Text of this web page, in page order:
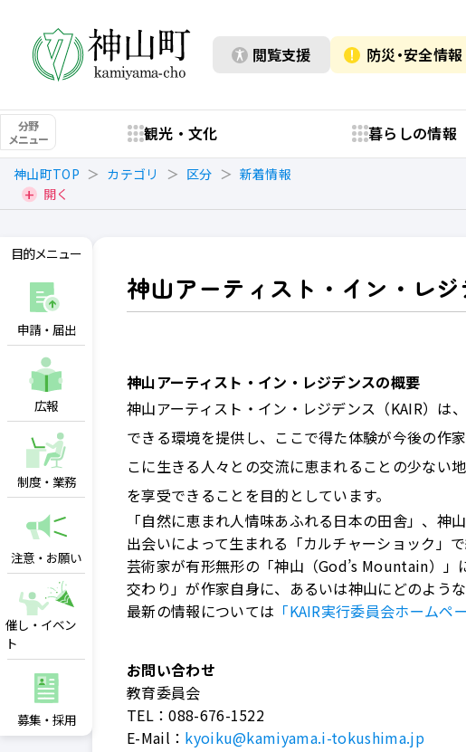
閲覧支援 防災・安全情報
分野
メニュー
観光・文化 暮らしの情報
神山町TOP カテゴリ 区分
新着情報
開く
目的メニュー
申請・届出
広報
制度・業務
注意・お願い
催し・イベン
ト
募集・採用
神山アーティスト・イン・レ
神山アーティスト・イン・レジデンスの概要
神山アーティスト・イン・レジデンス（KAIR）は
できる環境を提供し、ここで得た体験が今後の作
こに生きる人々との交流に恵まれることの少ない
を享受できることを目的としています。
「自然に恵まれ人情味あふれる日本の田舎」、
出会いによって生まれる「カルチャーショック」
芸術家が有形無形の「神山（God’s Mountain）
交わり」が作家自身に、あるいは神山にどのよう
最新の情報については 「KAIR実行委員会ホームペー
お問い合わせ
教育委員会
TEL：088-676-1522
E-Mail： kyoiku@kamiyama.i-tokushima.jp